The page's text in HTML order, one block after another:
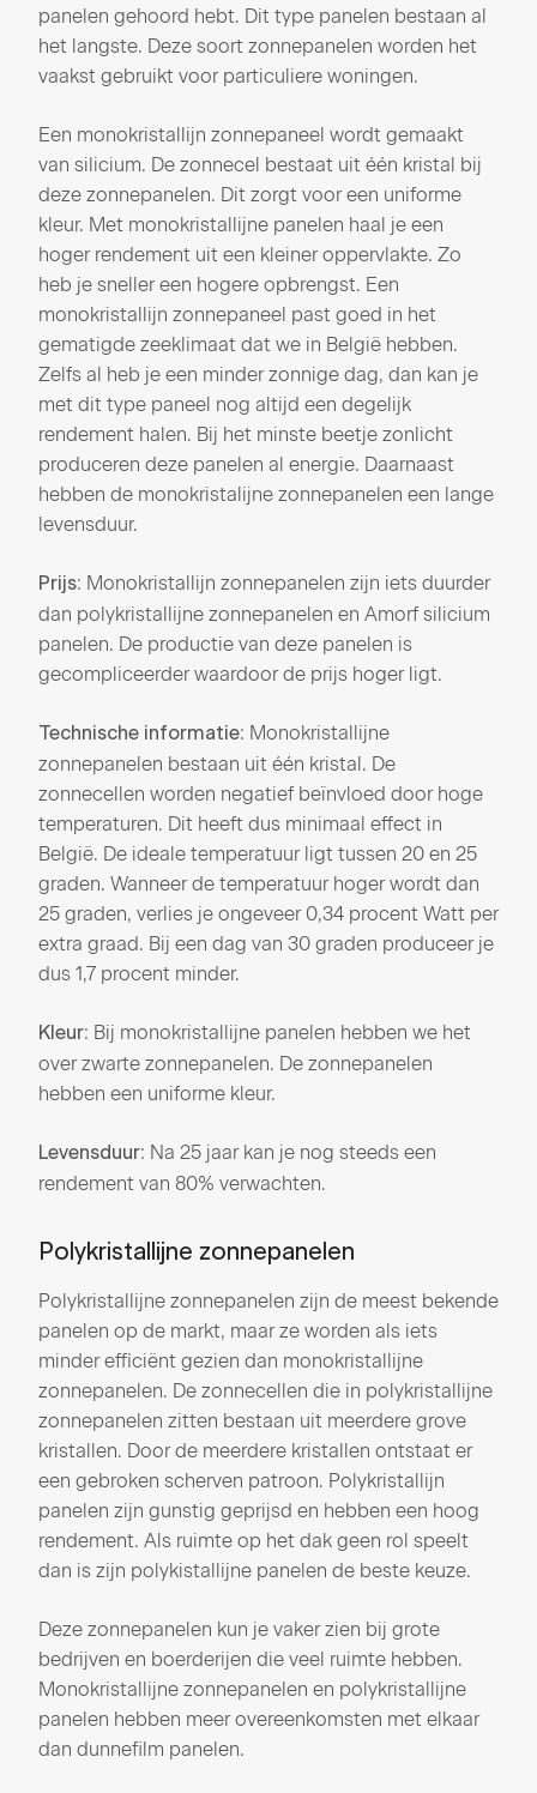
panelen gehoord hebt. Dit type panelen bestaan al
het langste. Deze soort zonnepanelen worden het
vaakst gebruikt voor particuliere woningen.
Een monokristallijn zonnepaneel wordt gemaakt
van silicium. De zonnecel bestaat uit één kristal bij
deze zonnepanelen. Dit zorgt voor een uniforme
kleur. Met monokristallijne panelen haal je een
hoger rendement uit een kleiner oppervlakte. Zo
heb je sneller een hogere opbrengst. Een
monokristallijn zonnepaneel past goed in het
gematigde zeeklimaat dat we in België hebben.
Zelfs al heb je een minder zonnige dag, dan kan je
met dit type paneel nog altijd een degelijk
rendement halen. Bij het minste beetje zonlicht
produceren deze panelen al energie. Daarnaast
hebben de monokristalijne zonnepanelen een lange
levensduur.
Prijs: Monokristallijn zonnepanelen zijn iets duurder
dan polykristallijne zonnepanelen en Amorf silicium
panelen. De productie van deze panelen is
gecompliceerder waardoor de prijs hoger ligt.
Technische informatie: Monokristallijne
zonnepanelen bestaan uit één kristal. De
zonnecellen worden negatief beïnvloed door hoge
temperaturen. Dit heeft dus minimaal effect in
België. De ideale temperatuur ligt tussen 20 en 25
graden. Wanneer de temperatuur hoger wordt dan
25 graden, verlies je ongeveer 0,34 procent Watt per
extra graad. Bij een dag van 30 graden produceer je
dus 1,7 procent minder.
Kleur: Bij monokristallijne panelen hebben we het
over zwarte zonnepanelen. De zonnepanelen
hebben een uniforme kleur.
Levensduur: Na 25 jaar kan je nog steeds een
rendement van 80% verwachten.
Polykristallijne zonnepanelen
Polykristallijne zonnepanelen zijn de meest bekende
panelen op de markt, maar ze worden als iets
minder efficiënt gezien dan monokristallijne
zonnepanelen. De zonnecellen die in polykristallijne
zonnepanelen zitten bestaan uit meerdere grove
kristallen. Door de meerdere kristallen ontstaat er
een gebroken scherven patroon. Polykristallijn
panelen zijn gunstig geprijsd en hebben een hoog
rendement. Als ruimte op het dak geen rol speelt
dan is zijn polykistallijne panelen de beste keuze.
Deze zonnepanelen kun je vaker zien bij grote
bedrijven en boerderijen die veel ruimte hebben.
Monokristallijne zonnepanelen en polykristallijne
panelen hebben meer overeenkomsten met elkaar
dan dunnefilm panelen.